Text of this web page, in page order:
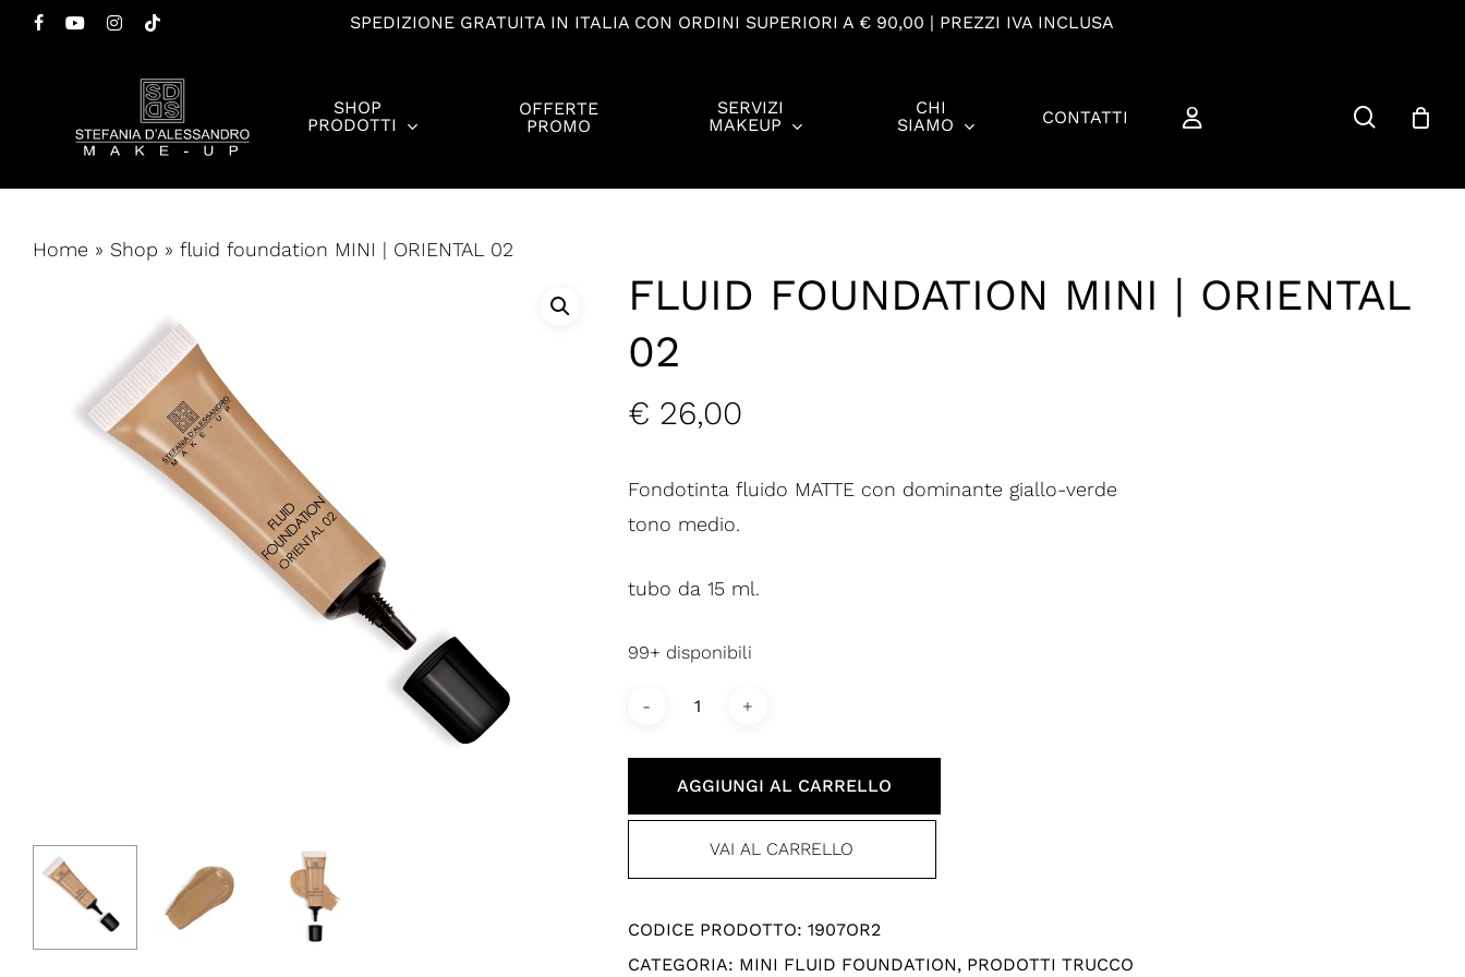
Salta
INSTAGRAM
TIKTOK
SPEDIZIONE GRATUITA IN ITALIA CON ORDINI SUPERIORI A € 90,00 | PREZZI IVA INCLUSA
Premi invio per cercare o ESC per chiudere
SHOP
PRODOTTI
OFFERTE
PROMO
SERVIZI
MAKEUP
CHI
SIAMO
CONTATTI cerca
Home » Shop » fluid foundation MINI | ORIENTAL 02
FLUID FOUNDATION MINI | ORIENTAL
02
€ 26,00
Fondotinta fluido MATTE con dominante giallo-verde
tono medio.
tubo da 15 ml.
99+ disponibili
AGGIUNGI AL CARRELLO
VAI AL CARRELLO
CODICE PRODOTTO: 1907OR2
CATEGORIA: MINI FLUID FOUNDATION, PRODOTTI TRUCCO